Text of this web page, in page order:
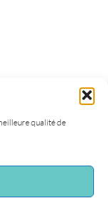
qualité de